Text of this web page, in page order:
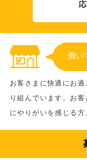
働い
お客さまに快適にお
り組んでいます。お
にやりがいを感じる方